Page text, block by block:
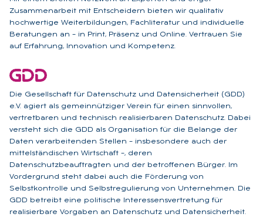
Zusammenarbeit mit Entscheidern bieten wir qualitativ
hochwertige Weiterbildungen, Fachliteratur und individuelle
Beratungen an – in Print, Präsenz und Online. Vertrauen Sie
auf Erfahrung, Innovation und Kompetenz.
Die Gesellschaft für Datenschutz und Datensicherheit (GDD)
e.V. agiert als gemeinnütziger Verein für einen sinnvollen,
vertretbaren und technisch realisierbaren Datenschutz. Dabei
versteht sich die GDD als Organisation für die Belange der
Daten verarbeitenden Stellen – insbesondere auch der
mittelständischen Wirtschaft –, deren
Datenschutzbeauftragten und der betroffenen Bürger. Im
Vordergrund steht dabei auch die Förderung von
Selbstkontrolle und Selbstregulierung von Unternehmen. Die
GDD betreibt eine politische Interessensvertretung für
realisierbare Vorgaben an Datenschutz und Datensicherheit.